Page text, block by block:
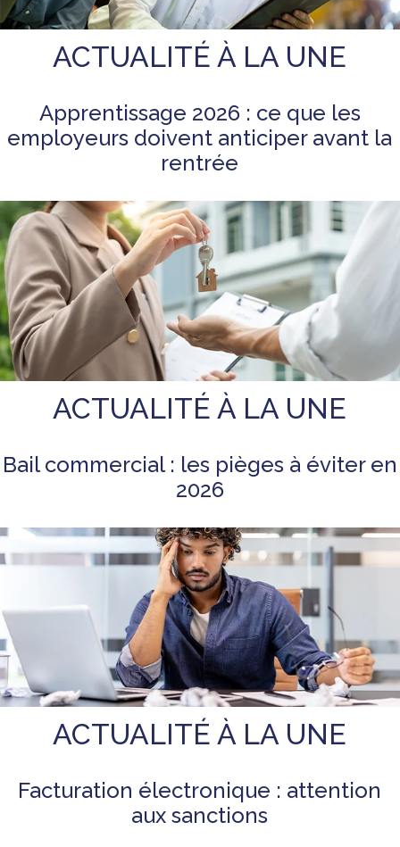
ACTUALITÉ À LA UNE
Apprentissage 2026 : ce que les
employeurs doivent anticiper avant la
rentrée
ACTUALITÉ À LA UNE
Bail commercial : les pièges à éviter en
2026
ACTUALITÉ À LA UNE
Facturation électronique : attention
aux sanctions